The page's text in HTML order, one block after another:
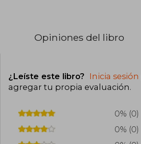
Opiniones del libro
¿Leíste este libro? Inicia sesión
agregar tu propia evaluación.
0% (0)
0% (0)